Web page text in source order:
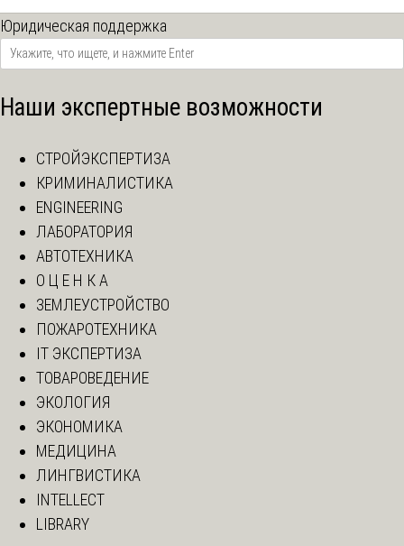
Юридическая поддержка
Наши экспертные возможности
СТРОЙЭКСПЕРТИЗА
КРИМИНАЛИСТИКА
ENGINEERING
ЛАБОРАТОРИЯ
АВТОТЕХНИКА
О Ц Е Н К А
ЗЕМЛЕУСТРОЙСТВО
ПОЖАРОТЕХНИКА
IT ЭКСПЕРТИЗА
ТОВАРОВЕДЕНИЕ
ЭКОЛОГИЯ
ЭКОНОМИКА
МЕДИЦИНА
ЛИНГВИСТИКА
INTELLECT
LIBRARY